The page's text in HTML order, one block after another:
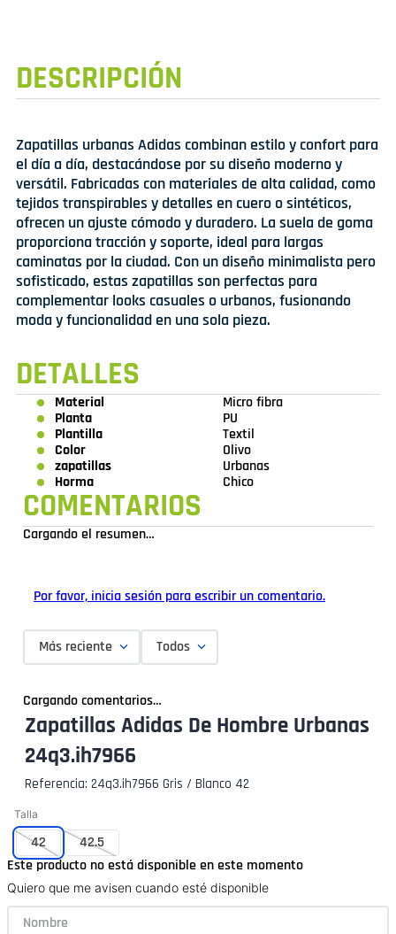
DESCRIPCIÓN
Zapatillas urbanas Adidas combinan estilo y confort para
el día a día, destacándose por su diseño moderno y
versátil. Fabricadas con materiales de alta calidad, como
tejidos transpirables y detalles en cuero o sintéticos,
ofrecen un ajuste cómodo y duradero. La suela de goma
proporciona tracción y soporte, ideal para largas
caminatas por la ciudad. Con un diseño minimalista pero
sofisticado, estas zapatillas son perfectas para
complementar looks casuales o urbanos, fusionando
moda y funcionalidad en una sola pieza.
DETALLES
Material
Micro fibra
Planta
PU
Plantilla
Textil
Color
Olivo
zapatillas
Urbanas
Horma
Chico
COMENTARIOS
Cargando el resumen…
Por favor, inicia sesión para escribir un comentario.
Más reciente Todos
Cargando comentarios…
Zapatillas Adidas De Hombre Urbanas
24q3.ih7966
Referencia: 24q3.ih7966 Gris / Blanco 42
Talla
42
42.5
Este producto no está disponible en este momento
Quiero que me avisen cuando esté disponible